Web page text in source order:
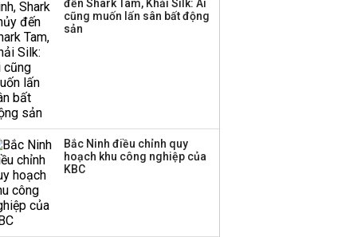
Thị trường thường
đến Shark Tam, Khải Silk: Ai
cũng muốn lấn sân bất động
sản
Bắc Ninh điều chỉnh quy
hoạch khu công nghiệp của
KBC